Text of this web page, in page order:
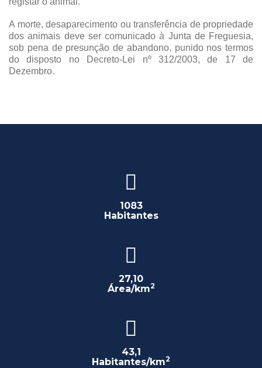
A morte, desaparecimento ou transferência de propriedade
dos animais deve ser comunicado à Junta de Freguesia,
sob pena de presunção de abandono, punido nos termos
do disposto no Decreto-Lei nº 312/2003, de 17 de
Dezembro.
1083
Habitantes
27,10
Área/km2
43,1
Habitantes/km2